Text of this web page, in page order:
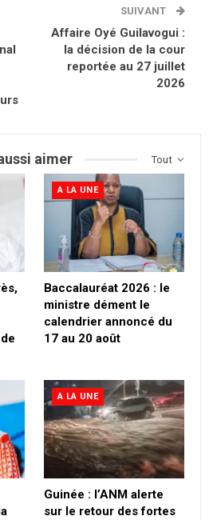
SUIVANT
Affaire Oyé Guilavogui :
la décision de la cour
reportée au 27 juillet
2026
Tout
aimer
A LA UNE
Baccalauréat 2026 : le
ministre dément le
calendrier annoncé du
17 au 20 août
A LA UNE
Guinée : l’ANM alerte
sur le retour des fortes